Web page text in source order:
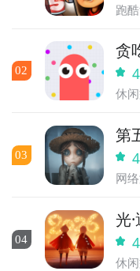
跑
02
贪
休
03
第
网
04
光·
休